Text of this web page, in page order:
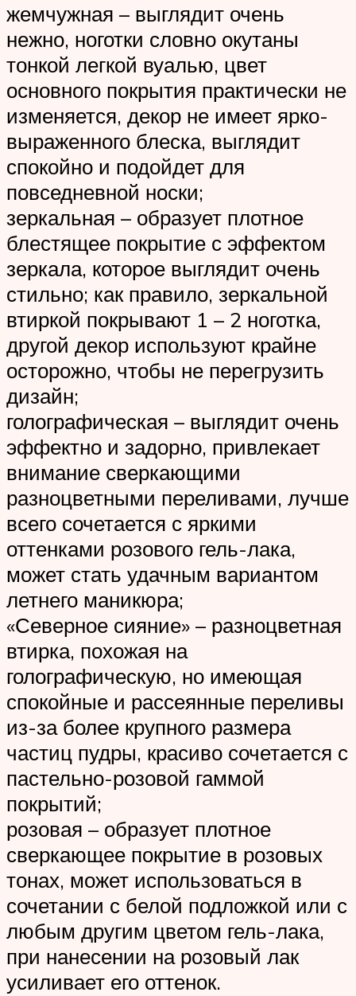
жемчужная – выглядит очень
нежно, ноготки словно окутаны
тонкой легкой вуалью, цвет
основного покрытия практически не
изменяется, декор не имеет ярко-
выраженного блеска, выглядит
спокойно и подойдет для
повседневной носки;
зеркальная – образует плотное
блестящее покрытие с эффектом
зеркала, которое выглядит очень
стильно; как правило, зеркальной
втиркой покрывают 1 – 2 ноготка,
другой декор используют крайне
осторожно, чтобы не перегрузить
дизайн;
голографическая – выглядит очень
эффектно и задорно, привлекает
внимание сверкающими
разноцветными переливами, лучше
всего сочетается с яркими
оттенками розового гель-лака,
может стать удачным вариантом
летнего маникюра;
«Северное сияние» – разноцветная
втирка, похожая на
голографическую, но имеющая
спокойные и рассеянные переливы
из-за более крупного размера
частиц пудры, красиво сочетается с
пастельно-розовой гаммой
покрытий;
розовая – образует плотное
сверкающее покрытие в розовых
тонах, может использоваться в
сочетании с белой подложкой или с
любым другим цветом гель-лака,
при нанесении на розовый лак
усиливает его оттенок.